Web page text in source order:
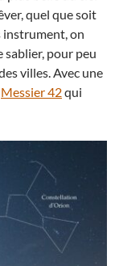
quel que soit
instrument, on
sablier, pour peu
villes. Avec une
Messier 42qui